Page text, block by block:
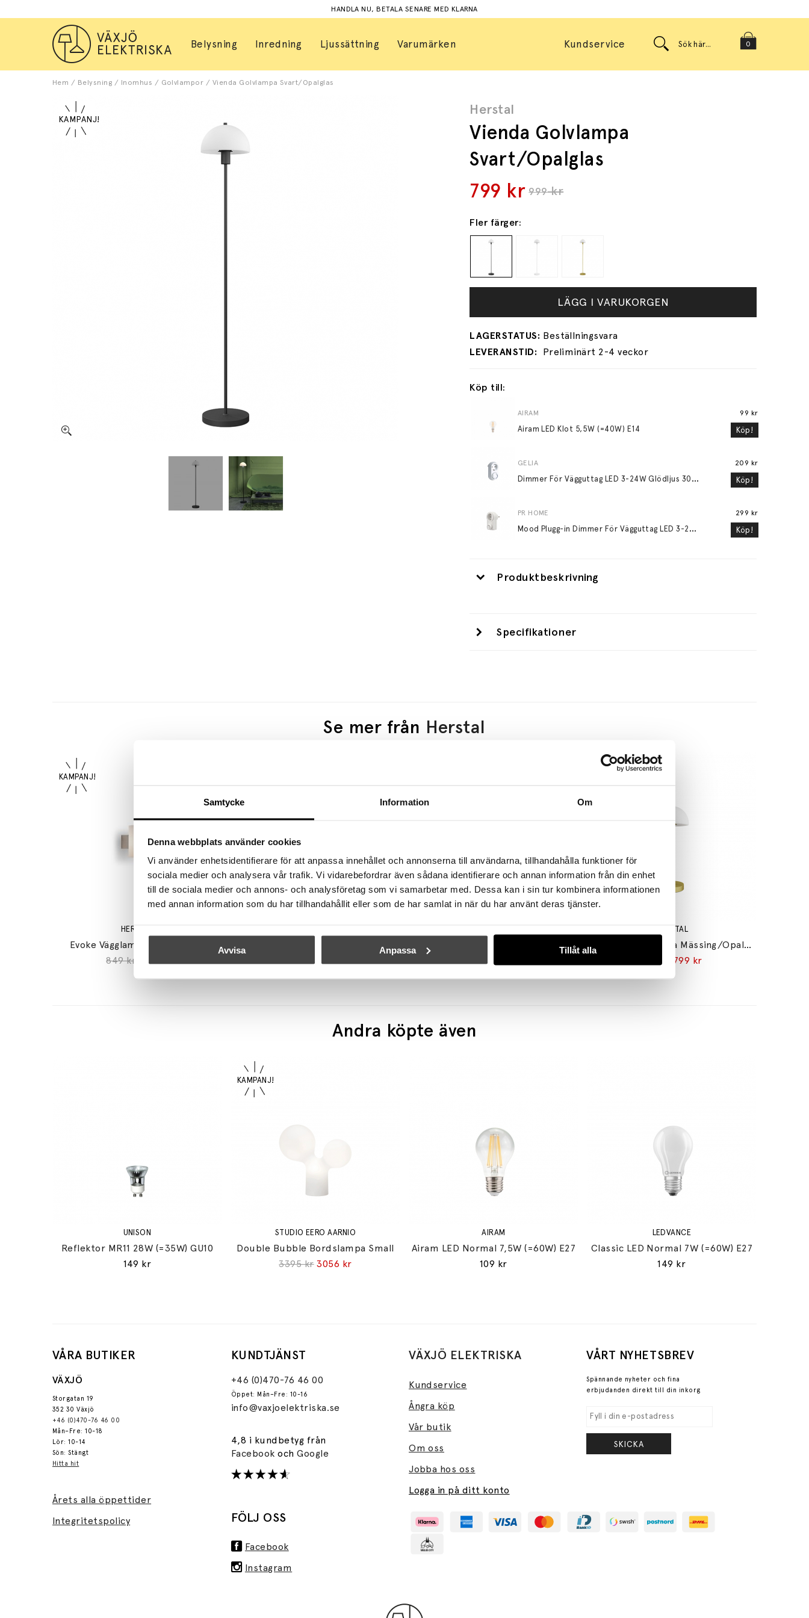
Samtycke Information Om
Denna webbplats använder cookies
Vi använder enhetsidentifierare för att anpassa innehållet och annonserna till användarna, tillhandahålla funktioner för
sociala medier och analysera vår trafik. Vi vidarebefordrar även sådana identifierare och annan information från din enhet
till de sociala medier och annons- och analysföretag som vi samarbetar med. Dessa kan i sin tur kombinera informationen
med annan information som du har tillhandahållit eller som de har samlat in när du har använt deras tjänster.
Avvisa Anpassa Tillåt alla
HANDLA NU, BETALA SENARE MED KLARNA
Belysning Inredning Ljussättning Varumärken 0
Kundservice
Hem / Belysning / Inomhus / Golvlampor / Vienda Golvlampa Svart/Opalglas
Herstal
Vienda Golvlampa
Svart/Opalglas
999kr
799 kr
Fler färger:
LÄGG I VARUKORGEN
Preliminärt 2-4 veckor
Köp till:
AIRAM
Airam LED Klot 5,5W (=40W) E14
99 kr
Köp!
GELIA
D
immer För Vägguttag LED 3-24W Glödljus 30-200W
209 kr
Köp!
PR HOME
M
ood Plugg-in Dimmer För Vägguttag LED 3-24W Glödljus 30-200W Vit
299 kr
Köp!
Produktbeskrivning
Specifikationer
Se mer från Herstal
HERSTAL
Evoke Vägglampa Large Krom
849 kr
509 kr
Buoy Portabel Utomhuslampa Grå
1599 kr
Manola 20 LED Ljuskrona Satin Mässing
12399 kr
HERSTAL
Vienda Bordslampa Mässing/Opalglas
999 kr
799 kr
Andra köpte även
UNISON
Reflektor MR11 28W (=35W) GU10
149 kr
STUDIO EERO AARNIO
Double Bubble Bordslampa Small
3395 kr 3056 kr
AIRAM
Airam LED Normal 7,5W (=60W) E27
109 kr
LEDVANCE
Classic LED Normal 7W (=60W) E27
149 kr
VÅRA BUTIKER
VÄXJÖ
Storgatan 19
352 30 Växjö
+46 (0)470-76 46 00
Mån–Fre: 10-18
Lör: 10-14
Sön: Stängt
Hitta hit
Årets alla öppettider
Integritetspolicy
KUNDTJÄNST
+46 (0)470-76 46 00
Öppet: Mån–Fre: 10-16
info@vaxjoelektriska.se
4,8 i kundbetyg från
FacebookochGoogle
VÄXJÖ ELEKTRISKA
Kundservice
Ångra köp
Vår butik
Om oss
Jobba hos oss
Logga in på ditt konto
VÅRT NYHETSBREV
Spännande nyheter och fina
erbjudanden direkt till din inkorg
SKICKA
FÖLJ OSS
Facebook
Instagram